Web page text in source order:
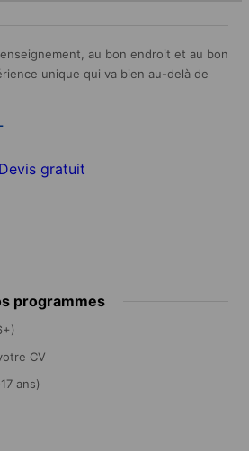
au bon endroit et au bon
unique qui va bien au-delà de
Devis gratuit
programmes
CV
ans)